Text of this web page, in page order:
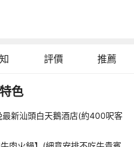
評價 推薦
色
最新汕頭白天鵝酒店(約400呎客